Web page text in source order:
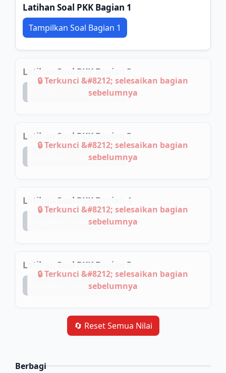
Latihan Soal PKK Bagian 1
Tampilkan Soal Bagian 1
Latihan Soal PKK Bagian 2
Tampilkan Soal Bagian 2
Latihan Soal PKK Bagian 3
Tampilkan Soal Bagian 3
Latihan Soal PKK Bagian 4
Tampilkan Soal Bagian 4
Latihan Soal PKK Bagian 5
Tampilkan Soal Bagian 5
🔄 Reset Semua Nilai
Berbagi